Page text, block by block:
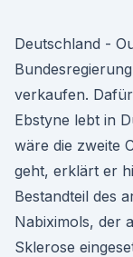
Deutschland -
verkaufen.
Ebstyne lebt in
wäre die zweite
geht, erklärt er
Bestandteil des
Nabiximols, der
Sklerose